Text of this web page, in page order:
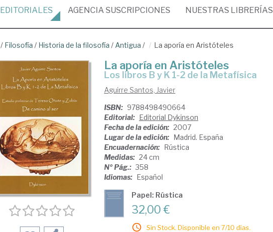
EDITORIALES AGENCIA SUSCRIPCIONES NUESTRAS LIBRERÍAS
/ Filosofía / Historia de la filosofía / Antigua / La aporía en Aristóteles
La aporía en Aristóteles
los libros B y K 1-2 de la Metafísica
Aguirre Santos, Javier
ISBN: 9788498490664
Editorial: Editorial Dykinson
Fecha de la edición: 2007
Lugar de la edición: Madrid. España
Encuadernación: Rústica
Medidas: 24 cm
Nº Pág.: 358
Idiomas: Español
Papel: Rústica
32,00 €
Sin Stock. Disponible en 7/10 días.